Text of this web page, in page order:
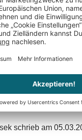
zum
schöne Idee
schrieb am
sehr gut aus .
schrieb am